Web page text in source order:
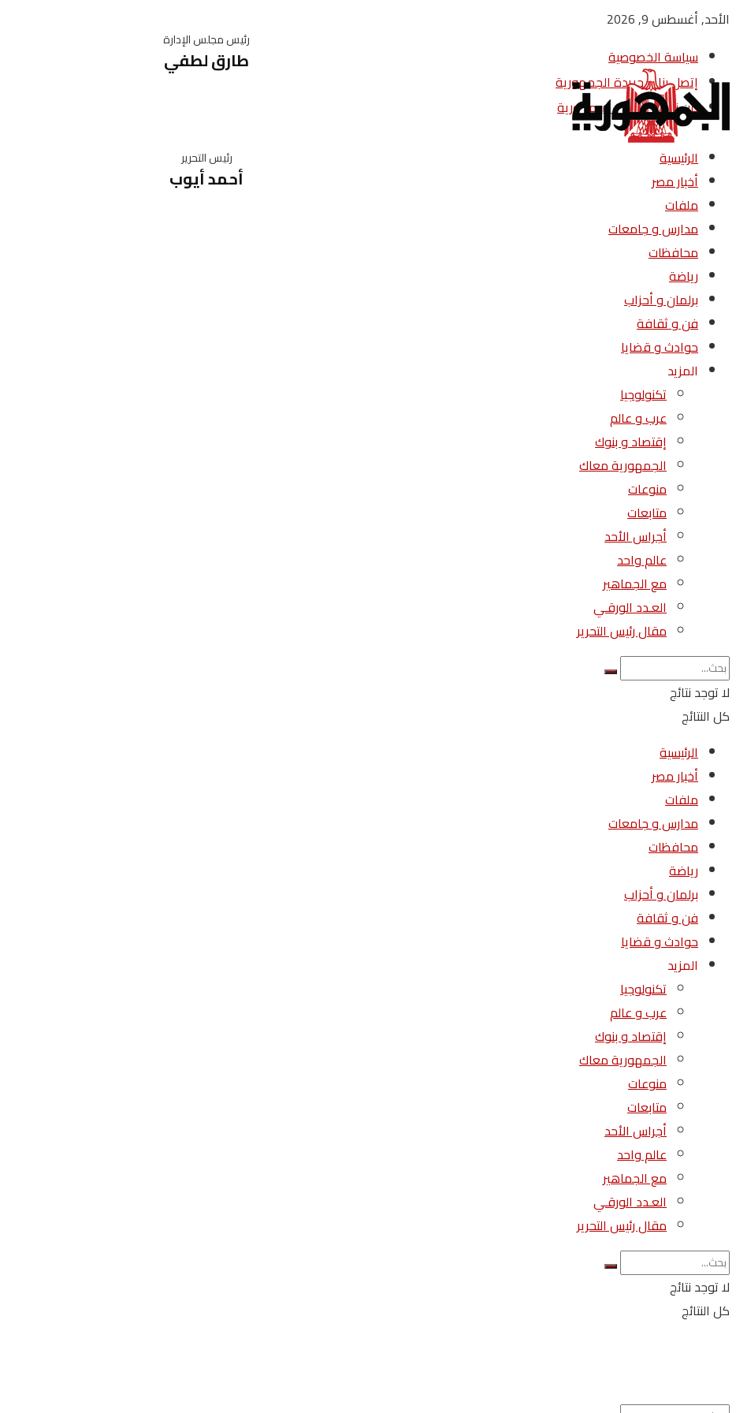
الأحد, أغسطس 9, 2026
سياسة الخصوصية
إتصل بنا – جريدة الجمهورية
من نحن – جريدة الجمهورية
رئيس مجلس الإدارة
طارق لطفي
رئيس التحرير
أحمد أيوب
الرئيسية
أخبار مصر
ملفات
مدارس و جامعات
محافظات
رياضة
برلمان و أحزاب
فن و ثقافة
حوادث و قضايا
المزيد
تكنولوجيا
عرب و عالم
إقتصاد و بنوك
الجمهورية معاك
منوعات
متابعات
أجراس الأحد
عالم واحد
مع الجماهير
العـدد الورقـي
مقال رئيس التحرير
لا توجد نتائج
كل النتائج
الرئيسية
أخبار مصر
ملفات
مدارس و جامعات
محافظات
رياضة
برلمان و أحزاب
فن و ثقافة
حوادث و قضايا
المزيد
تكنولوجيا
عرب و عالم
إقتصاد و بنوك
الجمهورية معاك
منوعات
متابعات
أجراس الأحد
عالم واحد
مع الجماهير
العـدد الورقـي
مقال رئيس التحرير
لا توجد نتائج
كل النتائج